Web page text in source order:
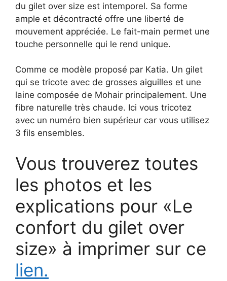
du gilet over size est intemporel. Sa forme
ample et décontracté offre une liberté de
mouvement appréciée. Le fait-main permet une
touche personnelle qui le rend unique.
Comme ce modèle proposé par Katia. Un gilet
qui se tricote avec de grosses aiguilles et une
laine composée de Mohair principalement. Une
fibre naturelle très chaude. Ici vous tricotez
avec un numéro bien supérieur car vous utilisez
3 fils ensembles.
Vous trouverez toutes
les photos et les
explications pour «Le
confort du gilet over
size» à imprimer sur ce
lien.